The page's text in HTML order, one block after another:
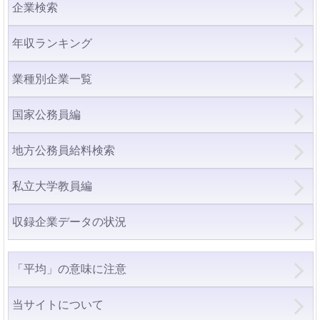
企業検索
年収ランキング
業種別企業一覧
国家公務員編
地方公務員給料検索
私立大学教員編
収録企業データの状況
「平均」の意味に注意
当サイトについて